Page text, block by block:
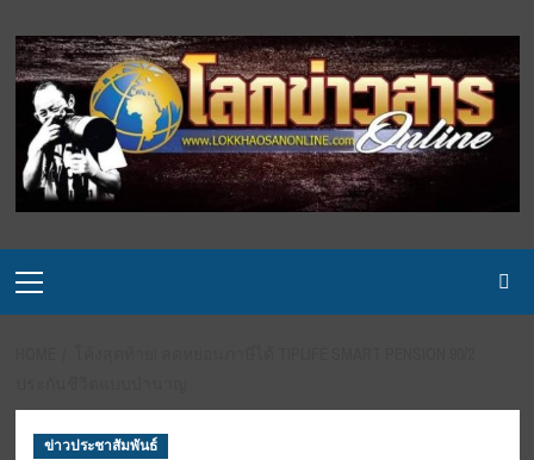
to
content
Menu
ข่าวประชาสัมพันธ์